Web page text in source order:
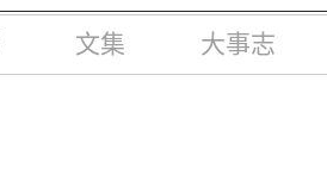
文集 大事志